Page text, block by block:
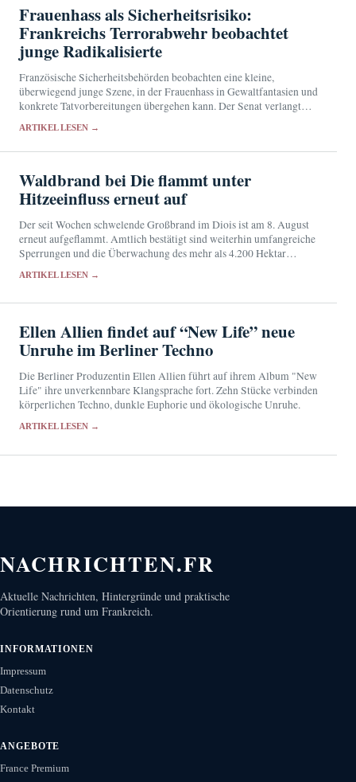
Frauenhass als Sicherheitsrisiko:
Frankreichs Terrorabwehr beobachtet
junge Radikalisierte
Französische Sicherheitsbehörden beobachten eine kleine,
überwiegend junge Szene, in der Frauenhass in Gewaltfantasien und
konkrete Tatvorbereitungen übergehen kann. Der Senat verlangt
Nachrichtendiensten.
ARTIKEL LESEN →
Waldbrand bei Die flammt unter
Hitzeeinfluss erneut auf
Der seit Wochen schwelende Großbrand im Diois ist am 8. August
erneut aufgeflammt. Amtlich bestätigt sind weiterhin umfangreiche
Sperrungen und die Überwachung des mehr als 4.200 Hektar
ARTIKEL LESEN →
Ellen Allien findet auf “New Life” neue
Unruhe im Berliner Techno
Die Berliner Produzentin Ellen Allien führt auf ihrem Album "New
Life" ihre unverkennbare Klangsprache fort. Zehn Stücke verbinden
körperlichen Techno, dunkle Euphorie und ökologische Unruhe.
ARTIKEL LESEN →
NACHRICHTEN.FR
Aktuelle Nachrichten, Hintergründe und praktische
Orientierung rund um Frankreich.
INFORMATIONEN
Impressum
Datenschutz
Kontakt
ANGEBOTE
France Premium